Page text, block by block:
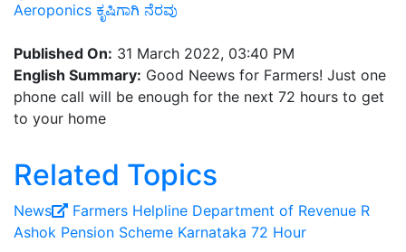
Aeroponics ಕೃಷಿಗಾಗಿ ನೆರವು
Published On: 31 March 2022, 03:40 PM
English Summary: Good Neews for Farmers! Just one
phone call will be enough for the next 72 hours to get
to your home
Related Topics
News Farmers Helpline Department of Revenue R
Ashok Pension Scheme Karnataka 72 Hour